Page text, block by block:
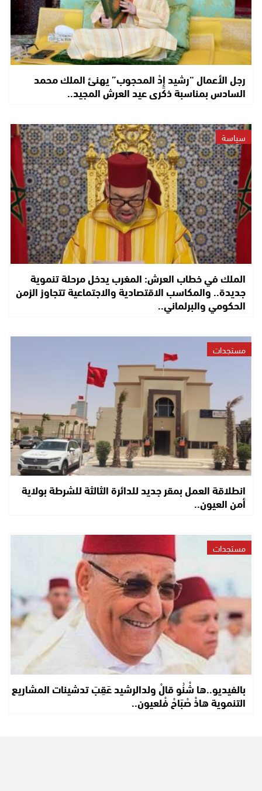
رجل الأعمال “رشيد إِدْ المحجوب” يهنئ الملك محمد
السادس بمناسبة ذكرى عيد العرش المجيد..
سياسة
الملك في خطاب العرش: المغرب يدخل مرحلة تنموية
جديدة.. والمكاسب الاقتصادية والاجتماعية تتجاوز الزمن
الحكومي والبرلماني..
مستجدات
انطلاقة العمل بمقر جديد للدائرة الثالثة للشرطة بولاية
أمن العيون..
مستجدات
بالفيديو..ها شْنُو قالْ ولدالرشيد عَقِبَ تدشينات المشاريع
التنموية هاذْ صْبَاحْ فْلعيون..